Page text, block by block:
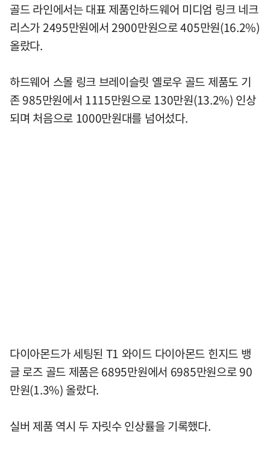
골드 라인에서는 대표 제품인하드웨어 미디엄 링크 네크
리스가 2495만원에서 2900만원으로 405만원(16.2%)
올랐다.
하드웨어 스몰 링크 브레이슬릿 옐로우 골드 제품도 기
존 985만원에서 1115만원으로 130만원(13.2%) 인상
되며 처음으로 1000만원대를 넘어섰다.
다이아몬드가 세팅된 T1 와이드 다이아몬드 힌지드 뱅
글 로즈 골드 제품은 6895만원에서 6985만원으로 90
만원(1.3%) 올랐다.
실버 제품 역시 두 자릿수 인상률을 기록했다.